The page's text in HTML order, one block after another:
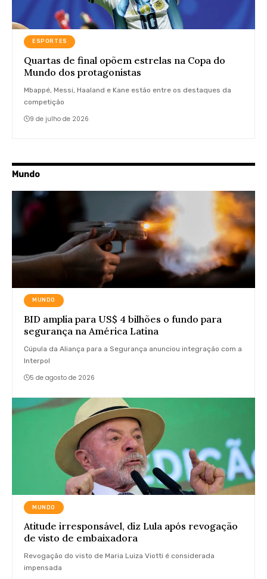
ESPORTES
Quartas de final opõem estrelas na Copa do
Mundo dos protagonistas
Mbappé, Messi, Haaland e Kane estão entre os destaques da
competição
9 de julho de 2026
Mundo
MUNDO
BID amplia para US$ 4 bilhões o fundo para
segurança na América Latina
Cúpula da Aliança para a Segurança anunciou integração com a
Interpol
5 de agosto de 2026
MUNDO
Atitude irresponsável, diz Lula após revogação
de visto de embaixadora
Revogação do visto de Maria Luiza Viotti é considerada
impensada